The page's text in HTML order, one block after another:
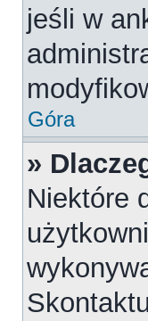
jeśli w
Góra
»
Niektóre